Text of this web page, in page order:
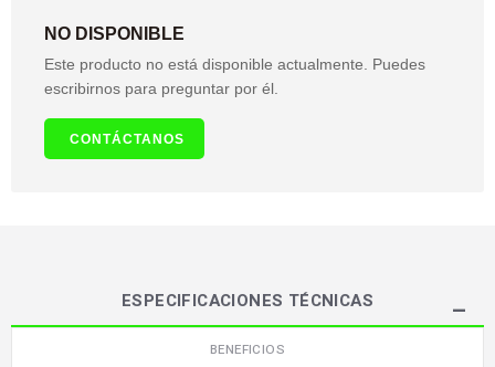
NO DISPONIBLE
Este producto no está disponible actualmente. Puedes
escribirnos para preguntar por él.
CONTÁCTANOS
ESPECIFICACIONES TÉCNICAS
BENEFICIOS